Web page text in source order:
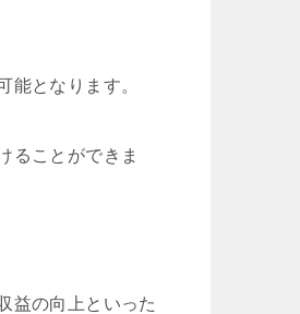
能となります。
ることができま
益の向上といった